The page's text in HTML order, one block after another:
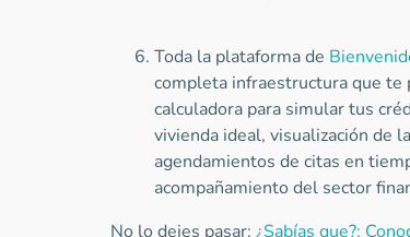
Toda la plataforma de
completa infraestructura que
calculadora para simular tus
vivienda ideal, visualización de
agendamientos de citas en
acompañamiento del sector
No lo dejes pasar: ¿Sabías que?: